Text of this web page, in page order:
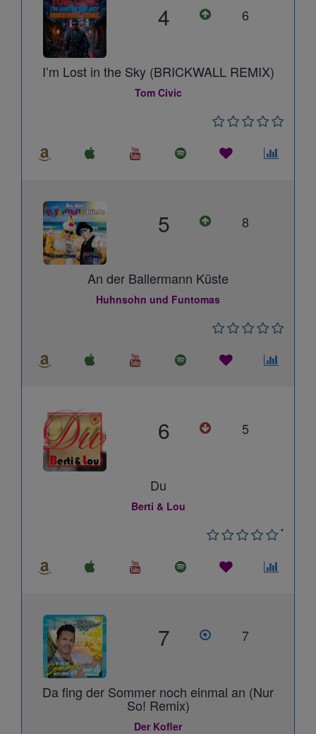
4 6
I’m Lost in the Sky (BRICKWALL REMIX)
Tom Civic
5 8
An der Ballermann Küste
Huhnsohn und Funtomas
6 5
Du
Berti & Lou
*
7 7
Da fing der Sommer noch einmal an (Nur
So! Remix)
Der Kofler